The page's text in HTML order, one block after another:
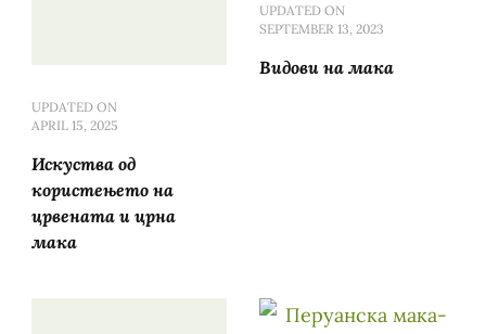
UPDATED ON
APRIL 15, 2025
Искуства од
користењето на
црвената и црна
мака
UPDATED ON
SEPTEMBER 13, 2023
Видови на мака